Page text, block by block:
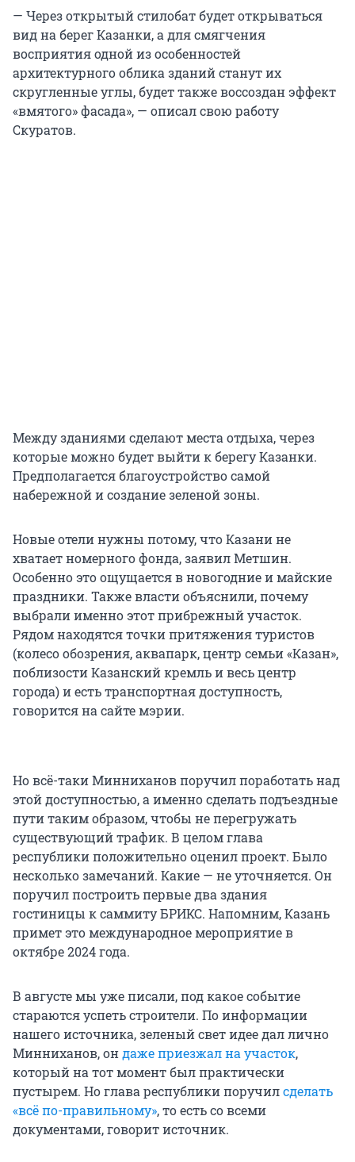
— Через открытый стилобат будет открываться
вид на берег Казанки, а для смягчения
восприятия одной из особенностей
архитектурного облика зданий станут их
скругленные углы, будет также воссоздан эффект
«вмятого» фасада», — описал свою работу
Скуратов.
Между зданиями сделают места отдыха, через
которые можно будет выйти к берегу Казанки.
Предполагается благоустройство самой
набережной и создание зеленой зоны.
Новые отели нужны потому, что Казани не
хватает номерного фонда, заявил Метшин.
Особенно это ощущается в новогодние и майские
праздники. Также власти объяснили, почему
выбрали именно этот прибрежный участок.
Рядом находятся точки притяжения туристов
(колесо обозрения, аквапарк, центр семьи «Казан»,
поблизости Казанский кремль и весь центр
города) и есть транспортная доступность,
говорится на сайте мэрии.
Но всё-таки Минниханов поручил поработать над
этой доступностью, а именно сделать подъездные
пути таким образом, чтобы не перегружать
существующий трафик. В целом глава
республики положительно оценил проект. Было
несколько замечаний. Какие — не уточняется. Он
поручил построить первые два здания
гостиницы к саммиту БРИКС. Напомним, Казань
примет это международное мероприятие в
октябре 2024 года.
В августе мы уже писали, под какое событие
стараются успеть строители. По информации
нашего источника, зеленый свет идее дал лично
Минниханов, ондаже приезжал на участок,
который на тот момент был практически
пустырем. Но глава республики поручилсделать
«всё по-правильному», то есть со всеми
документами, говорит источник.